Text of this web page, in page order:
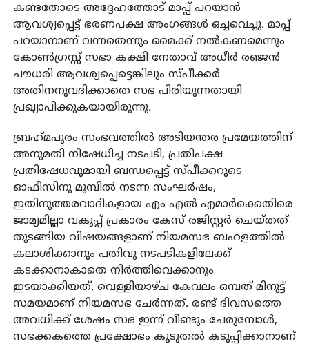
കണ്ടതോടെ അദ്ദേഹത്തോട് മാപ്പ് പറയാന്‍
ആവശ്യപ്പെട്ട് ഭരണപക്ഷ അംഗങ്ങള്‍ ഒച്ചവെച്ചു. മാപ്പ്
പറയാനാണ് വന്നതെന്നും മൈക്ക് നല്‍കണമെന്നും
കോണ്‍ഗ്രസ്സ് സഭാ കക്ഷി നേതാവ് അധീര്‍ രഞ്ജന്‍
ചൗധരി ആവശ്യപ്പെട്ടെങ്കിലും സ്പീക്കര്‍
അതിനനുവദിക്കാതെ സഭ പിരിയുന്നതായി
പ്രഖ്യാപിക്കുകയായിരുന്നു.
ബ്രഹ്‌മപുരം സംഭവത്തില്‍ അടിയന്തര പ്രമേയത്തിന്
അനുമതി നിഷേധിച്ച നടപടി, പ്രതിപക്ഷ
പ്രതിഷേധവുമായി ബന്ധപ്പെട്ട് സ്പീക്കറുടെ
ഓഫീസിനു മുമ്പില്‍ നടന്ന സംഘര്‍ഷം,
ഇതിനുത്തരവാദികളായ എം എല്‍ എമാര്‍ക്കെതിരെ
ജാമ്യമില്ലാ വകുപ്പ് പ്രകാരം കേസ് രജിസ്റ്റര്‍ ചെയ്തത്
തുടങ്ങിയ വിഷയങ്ങളാണ് നിയമസഭ ബഹളത്തില്‍
കലാശിക്കാനും പതിവു നടപടികളിലേക്ക്
കടക്കാനാകാതെ നിര്‍ത്തിവെക്കാനും
ഇടയാക്കിയത്. വെള്ളിയാഴ്ച കേവലം ഒമ്പത് മിനുട്ട്
സമയമാണ് നിയമസഭ ചേര്‍ന്നത്. രണ്ട് ദിവസത്തെ
അവധിക്ക് ശേഷം സഭ ഇന്ന് വീണ്ടും ചേരുമ്പോള്‍,
സഭക്കകത്തെ പ്രക്ഷോഭം കൂടുതല്‍ കടുപ്പിക്കാനാണ്